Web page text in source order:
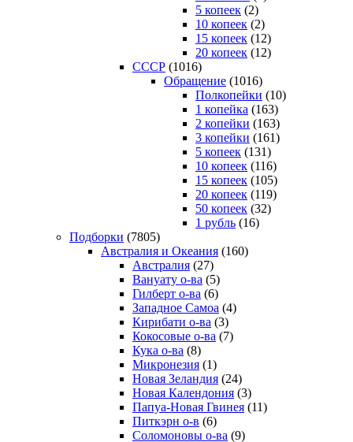
5 копеек (2)
10 копеек (2)
15 копеек (12)
20 копеек (12)
СССР (1016)
Обращение (1016)
Полкопейки (10)
1 копейка (163)
2 копейки (163)
3 копейки (161)
5 копеек (131)
10 копеек (116)
15 копеек (105)
20 копеек (119)
50 копеек (32)
1 рубль (16)
Подборки (7805)
Австралия и Океания (160)
Австралия (27)
Вануату о-ва (5)
Гилберт о-ва (6)
Западное Самоа (4)
Кирибати о-ва (3)
Кокосовые о-ва (7)
Кука о-ва (8)
Микронезия (1)
Новая Зеландия (24)
Новая Календония (3)
Папуа-Новая Гвинея (11)
Питкэрн о-в (6)
Соломоновы о-ва (9)